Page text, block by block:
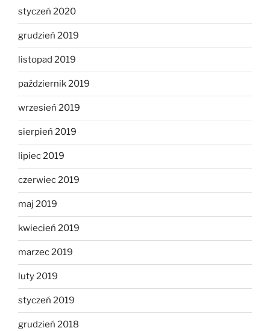
styczeń 2020
grudzień 2019
listopad 2019
październik 2019
wrzesień 2019
sierpień 2019
lipiec 2019
czerwiec 2019
maj 2019
kwiecień 2019
marzec 2019
luty 2019
styczeń 2019
grudzień 2018